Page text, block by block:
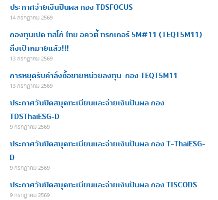
ประกาศจ่ายเงินปันผล กอง TDSFOCUS
14 กรกฎาคม 2569
กองทุนเปิด ทิสโก้ ไทย อิควิตี้ ทริกเกอร์ 5M#11 (TEQT5M11)
ถึงเป้าหมายแล้ว!!!
13 กรกฎาคม 2569
การหยุดรับคำสั่งซื้อขายหน่วยลงทุน กอง TEQT5M11
13 กรกฎาคม 2569
ประกาศวันปิดสมุดทะเบียนและจ่ายเงินปันผล กอง
TDSThaiESG-D
9 กรกฎาคม 2569
ประกาศวันปิดสมุดทะเบียนและจ่ายเงินปันผล กอง T-ThaiESG-
D
9 กรกฎาคม 2569
ประกาศวันปิดสมุดทะเบียนและจ่ายเงินปันผล กอง TISCODS
9 กรกฎาคม 2569